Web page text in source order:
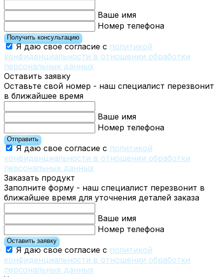
Ваше имя
Номер телефона
Получить консультацию
Я даю свое согласие с политикой
конфиденциальности в отношении обработки
персональных данных
Оставить заявку
Оставьте свой номер - наш специалист перезвонит
в ближайшее время
Ваше имя
Номер телефона
Отправить
Я даю свое согласие с политикой
конфиденциальности в отношении обработки
персональных данных
Заказать продукт
Заполните форму - наш специалист перезвонит в
ближайшее время для уточнения деталей заказа
Ваше имя
Номер телефона
Оставить заявку
Я даю свое согласие с политикой
конфиденциальности в отношении обработки
персональных данных